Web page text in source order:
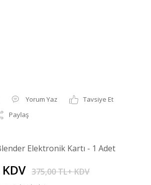
Yorum Yaz
Tavsiye Et
Paylaş
Elektronik Kartı - 1 Adet
375,00 TL+ KDV